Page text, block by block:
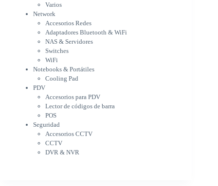
Switches
WiFi
Notebooks & Portátiles
Cargador para notebook
Cooling Pad
PDV
Accesorios para PDV
Lector de códigos de barra
POS
Seguridad
Accesorios CCTV
CCTV
DVR & NVR
Sin categorizar
Varios
Network
Accesorios Redes
Adaptadores Bluetooth & WiFi
NAS & Servidores
Switches
WiFi
Notebooks & Portátiles
Cooling Pad
PDV
Accesorios para PDV
Lector de códigos de barra
POS
Seguridad
Accesorios CCTV
CCTV
DVR & NVR